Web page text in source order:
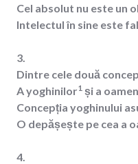
Cel absolut nu este un
Intelectul în sine este
3.
Dintre cele două
A yoghinilor1 și a
Concepția yoghinului
O depășește pe cea a
4.